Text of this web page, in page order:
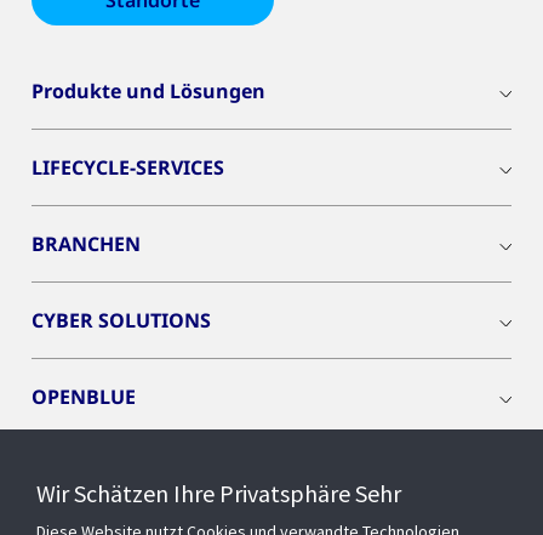
Produkte und Lösungen
LIFECYCLE-SERVICES
BRANCHEN
CYBER SOLUTIONS
OPENBLUE
Wir Schätzen Ihre Privatsphäre Sehr